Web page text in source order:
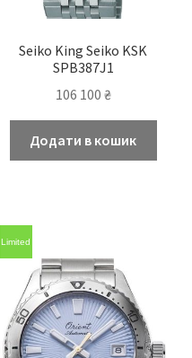
Seiko King Seiko KSK
SPB387J1
106 100 ₴
Додати в кошик
Limited